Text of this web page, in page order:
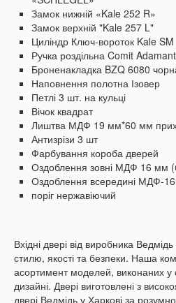
Замок нижній «Kale 252 R»
Замок верхній "Kale 257 L"
Циліндр Ключ-вороток Kale SM
Ручка роздільна Comit
Броненакладка BZQ 6080
Наповнення полотна Ізовер
Петлі 3 шт. на кульці
Вічок квадрат
Лиштва МДФ 19 мм*60 мм
Антизрізи 3 шт
Фарбування короба дверей
Оздоблення зовні МДФ 16 мм
Оздоблення всередині МДФ-
поріг нержавіючий
Вхідні двері від виробника
стилю, якості та безпеки. Наша
асортимент моделей, виконаних у
дизайні. Двері виготовлені з
двері Ведмідь у Харкові за